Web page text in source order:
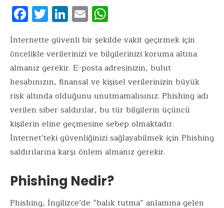
F
ac
e
b
o
o
k
T
w
it
te
r
Li
n
k
e
dI
n
E
m
ai
l
h
at
s
A
p
p
İnternette güvenli bir şekilde vakit geçirmek için
öncelikle verilerinizi ve bilgilerinizi koruma altına
almanız gerekir. E-posta adresinizin, bulut
hesabınızın, finansal ve kişisel verilerinizin büyük
risk altında olduğunu unutmamalısınız. Phishing adı
verilen siber saldırılar, bu tür bilgilerin üçüncü
kişilerin eline geçmesine sebep olmaktadır.
İnternet’teki güvenliğinizi sağlayabilmek için Phishing
saldırılarına karşı önlem almanız gerekir.
Phishing Nedir?
Phishing, İngilizce’de “balık tutma” anlamına gelen